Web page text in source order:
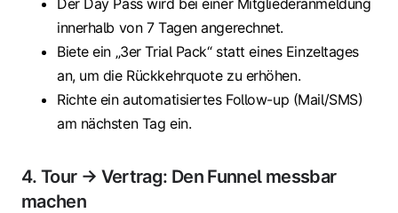
Der Day Pass wird bei einer Mitgliederanmeldung
innerhalb von 7 Tagen angerechnet.
Biete ein „3er Trial Pack“ statt eines Einzeltages
an, um die Rückkehrquote zu erhöhen.
Richte ein automatisiertes Follow-up (Mail/SMS)
am nächsten Tag ein.
4. Tour → Vertrag: Den Funnel messbar
machen